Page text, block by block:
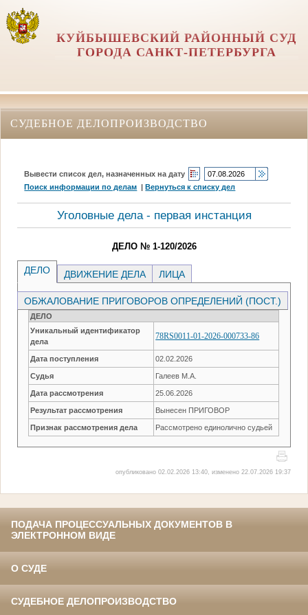
КУЙБЫШЕВСКИЙ РАЙОННЫЙ СУД
ГОРОДА САНКТ-ПЕТЕРБУРГА
СУДЕБНОЕ ДЕЛОПРОИЗВОДСТВО
Вывести список дел, назначенных на дату
Поиск информации по делам |Вернуться к списку дел
Уголовные дела - первая инстанция
ДЕЛО № 1-120/2026
ДЕЛО ДВИЖЕНИЕ ДЕЛА ЛИЦА
ОБЖАЛОВАНИЕ ПРИГОВОРОВ ОПРЕДЕЛЕНИЙ (ПОСТ.)
ДЕЛО
Уникальный идентификатор
дела
78RS0011-01-2026-000733-86
Дата поступления 02.02.2026
Судья Галеев М.А.
Дата рассмотрения 25.06.2026
Результат рассмотрения Вынесен ПРИГОВОР
Признак рассмотрения дела Рассмотрено единолично судьей
опубликовано 02.02.2026 13:40, изменено 22.07.2026 19:37
ПОДАЧА ПРОЦЕССУАЛЬНЫХ ДОКУМЕНТОВ В
ЭЛЕКТРОННОМ ВИДЕ
О СУДЕ
СУДЕБНОЕ ДЕЛОПРОИЗВОДСТВО